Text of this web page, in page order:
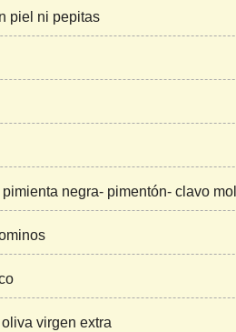
piel ni pepitas
negra- pimentón- clavo
virgen extra